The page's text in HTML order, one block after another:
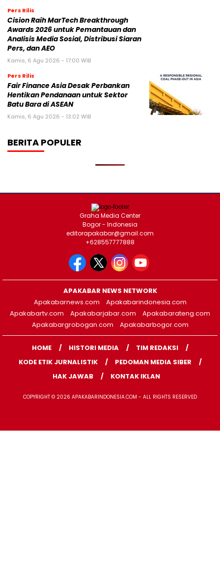
Pers Rilis
Cision Raih MarTech Breakthrough
Awards 2026 untuk Pemantauan dan
Analisis Media Sosial, Distribusi Siaran
Pers, dan AEO
Kamis, 6 Agu 2026 - 17:00 WIB
Pers Rilis
Fair Finance Asia Desak Perbankan
Hentikan Pendanaan untuk Sektor
Batu Bara di ASEAN
Kamis, 6 Agu 2026 - 13:02 WIB
BERITA POPULER
Graha Media Center
Bogor - Indonesia
editorapakabar@gmail.com
+628557777888
APAKABAR NEWS NETWORK
Apakabarnews.com
Apakabarindonesia.com
Apakabartv.com
Apakabarjabar.com
Apakabarateng.com
Apakabargrobogan.com
Apakabarbogor.com
HOME HISTORI MEDIA
TIM REDAKSI
KODE ETIK JURNALISTIK
PEDOMAN MEDIA SIBER
HAK JAWAB
KONTAK IKLAN
COPYRIGHT © 2026 APAKABARINDONESIA.COM - ALL RIGHTS RESERVED